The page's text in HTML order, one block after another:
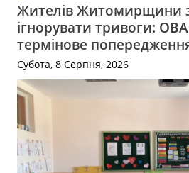
Жителів Житомирщини
ігнорувати тривоги:
термінове
Субота, 8 Серпня, 2026